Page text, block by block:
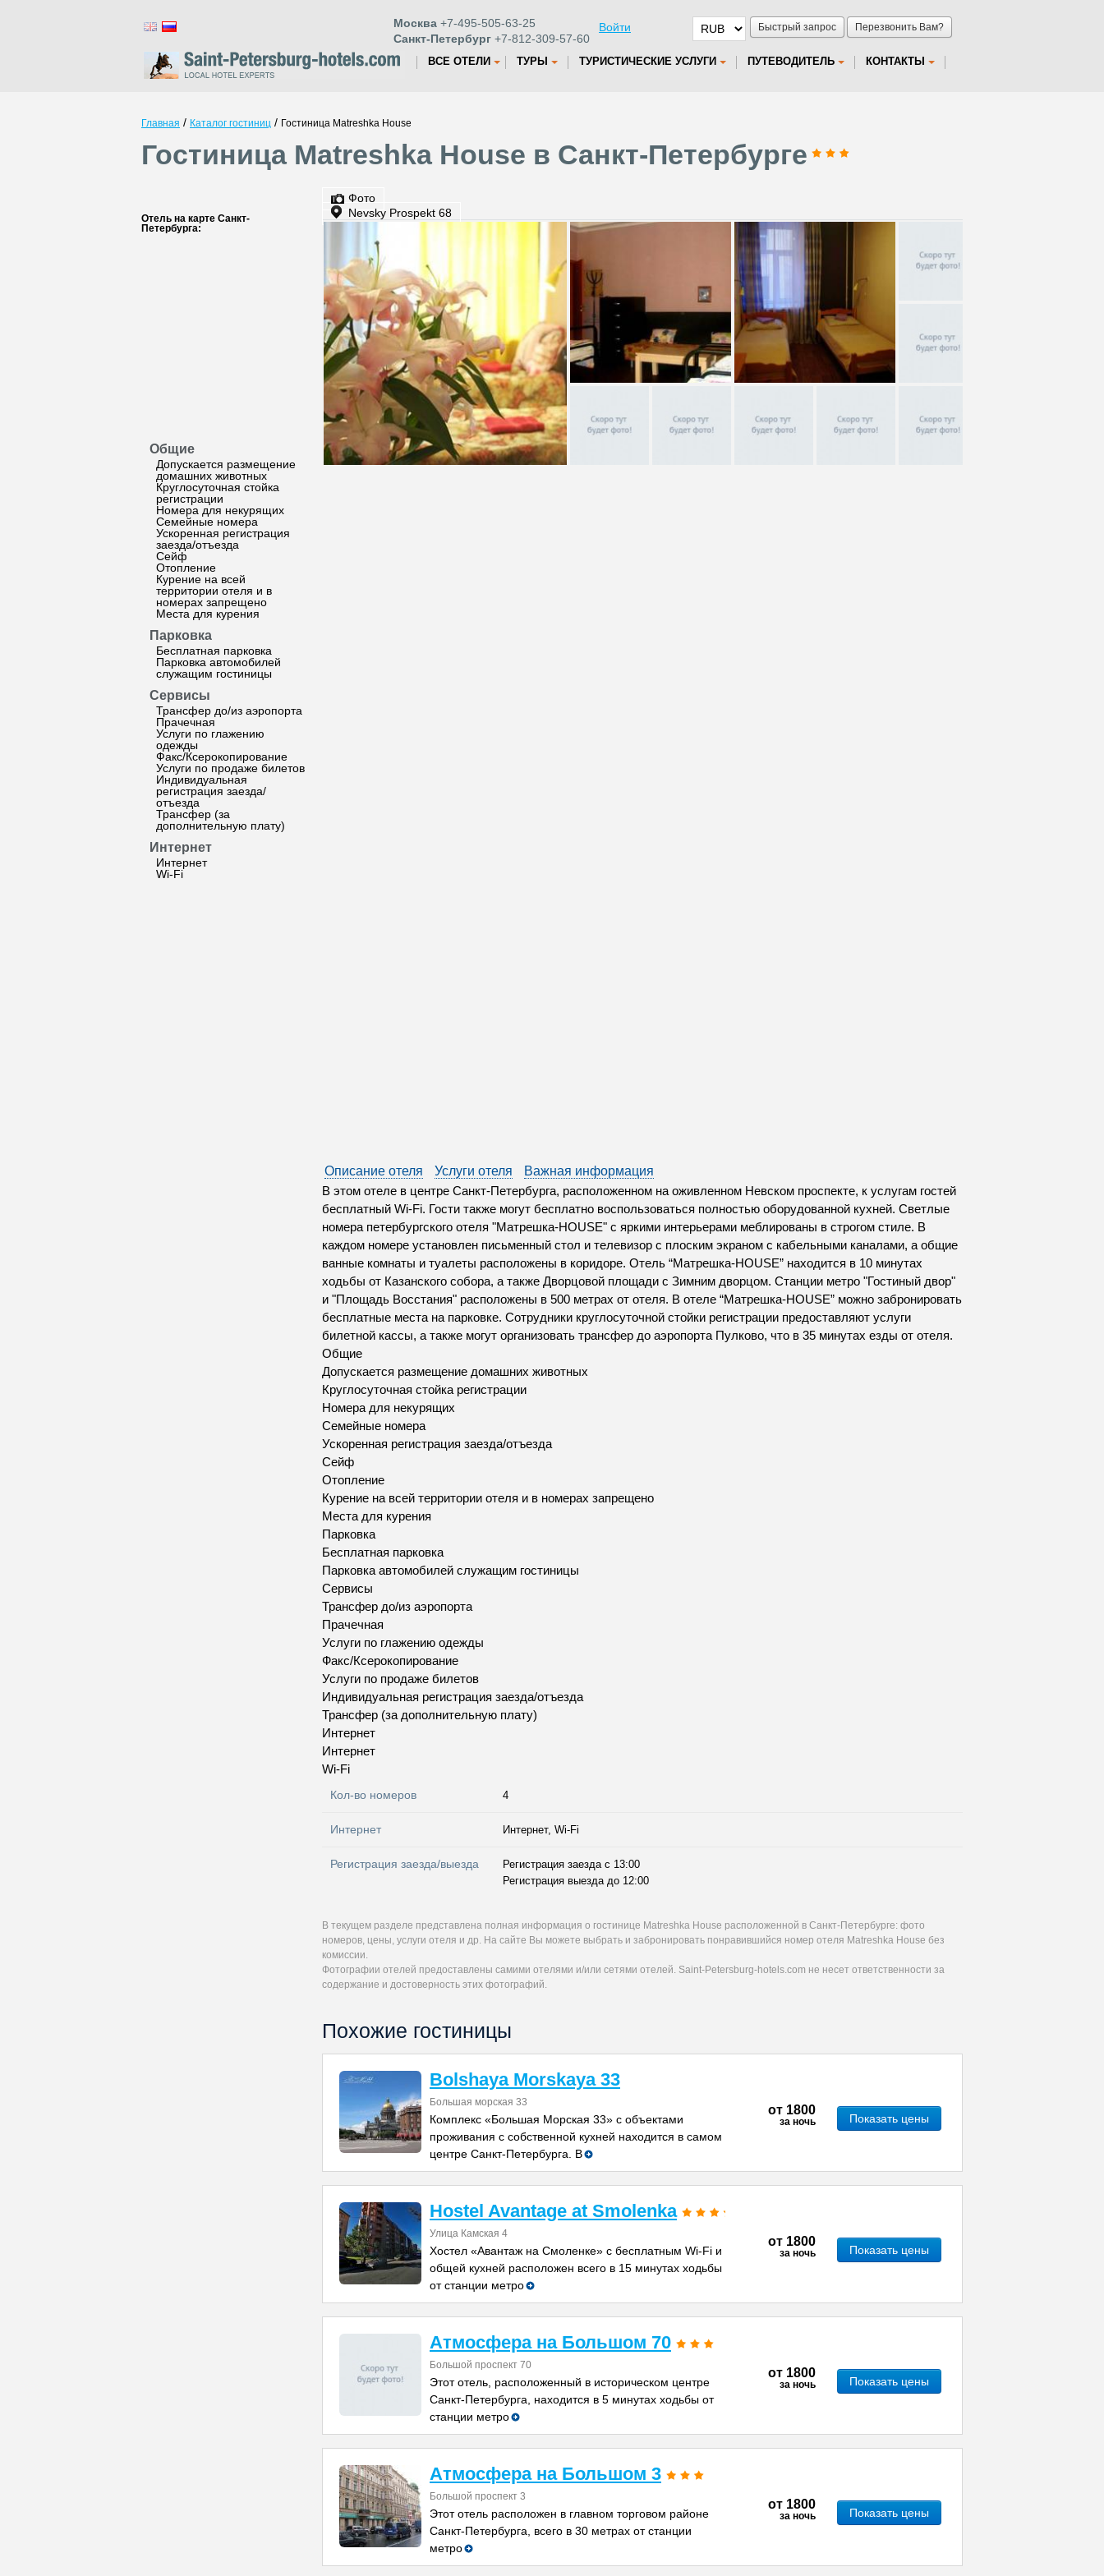
Быстрый запрос Перезвонить Вам?
Москва +7-495-505-63-25
Санкт-Петербург +7-812-309-57-60
Войти
ВСЕ ОТЕЛИ ТУРЫ ТУРИСТИЧЕСКИЕ УСЛУГИ ПУТЕВОДИТЕЛЬ КОНТАКТЫ
Главная / Каталог гостиниц / Гостиница Matreshka House
Гостиница Matreshka House в Санкт-Петербурге
Отель на карте Санкт-
Петербурга:
Общие
Допускается размещение
домашних животных
Круглосуточная стойка
регистрации
Номера для некурящих
Семейные номера
Ускоренная регистрация
заезда/отъезда
Сейф
Отопление
Курение на всей
территории отеля и в
номерах запрещено
Места для курения
Парковка
Бесплатная парковка
Парковка автомобилей
служащим гостиницы
Сервисы
Трансфер до/из аэропорта
Прачечная
Услуги по глажению
одежды
Факс/Ксерокопирование
Услуги по продаже билетов
Индивидуальная
регистрация заезда/
отъезда
Трансфер (за
дополнительную плату)
Интернет
Интернет
Wi-Fi
Фото
Nevsky Prospekt 68
Описание отеля Услуги отеля
Важная информация
В этом отеле в центре Санкт-Петербурга, расположенном на оживленном Невском проспекте, к услугам гостей
бесплатный Wi-Fi. Гости также могут бесплатно воспользоваться полностью оборудованной кухней. Светлые
номера петербургского отеля "Матрешка-HOUSE" с яркими интерьерами меблированы в строгом стиле. В
каждом номере установлен письменный стол и телевизор с плоским экраном с кабельными каналами, а общие
ванные комнаты и туалеты расположены в коридоре. Отель “Матрешка-HOUSE” находится в 10 минутах
ходьбы от Казанского собора, а также Дворцовой площади с Зимним дворцом. Станции метро "Гостиный двор"
и "Площадь Восстания" расположены в 500 метрах от отеля. В отеле “Матрешка-HOUSE” можно забронировать
бесплатные места на парковке. Сотрудники круглосуточной стойки регистрации предоставляют услуги
билетной кассы, а также могут организовать трансфер до аэропорта Пулково, что в 35 минутах езды от отеля.
Общие
Допускается размещение домашних животных
Круглосуточная стойка регистрации
Номера для некурящих
Семейные номера
Ускоренная регистрация заезда/отъезда
Сейф
Отопление
Курение на всей территории отеля и в номерах запрещено
Места для курения
Парковка
Бесплатная парковка
Парковка автомобилей служащим гостиницы
Сервисы
Трансфер до/из аэропорта
Прачечная
Услуги по глажению одежды
Факс/Ксерокопирование
Услуги по продаже билетов
Индивидуальная регистрация заезда/отъезда
Трансфер (за дополнительную плату)
Интернет
Интернет
Wi-Fi
Кол-во номеров 4
Интернет Интернет, Wi-Fi
Регистрация заезда/выезда
Регистрация заезда с 13:00
Регистрация выезда до 12:00
В текущем разделе представлена полная информация о гостинице Matreshka House расположенной в Санкт-Петербурге: фото
номеров, цены, услуги отеля и др. На сайте Вы можете выбрать и забронировать понравившийся номер отеля Matreshka House без
комиссии.
Фотографии отелей предоставлены самими отелями и/или сетями отелей. Saint-Petersburg-hotels.com не несет ответственности за
содержание и достоверность этих фотографий.
Похожие гостиницы
Bolshaya Morskaya 33
Большая морская 33
Комплекс «Большая Морская 33» с объектами
проживания с собственной кухней находится в самом
центре Санкт-Петербурга. В
от 1800
за ночь Показать цены
Hostel Avantage at Smolenka
Улица Камская 4
Хостел «Авантаж на Смоленке» с бесплатным Wi-Fi и
общей кухней расположен всего в 15 минутах ходьбы
от станции метро
от 1800
за ночь Показать цены
Атмосфера на Большом 70
Большой проспект 70
Этот отель, расположенный в историческом центре
Санкт-Петербурга, находится в 5 минутах ходьбы от
станции метро
от 1800
за ночь Показать цены
Атмосфера на Большом 3
Большой проспект 3
Этот отель расположен в главном торговом районе
Санкт-Петербурга, всего в 30 метрах от станции
метро
от 1800
за ночь Показать цены